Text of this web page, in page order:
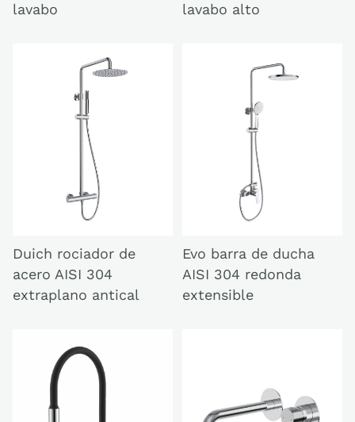
lavabo
lavabo alto
Duich rociador de
acero AISI 304
extraplano antical
Evo barra de ducha
AISI 304 redonda
extensible